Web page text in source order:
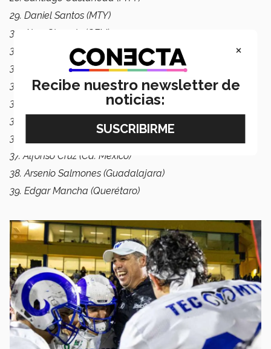
29. Daniel Santos (MTY)
30. Alan Claverie (CEM)
31. Jonathan Castaleda (CEM)
32. Artemio Baños (CEM)
33. Joseph Cortés (Puebla)
34. Carlos Gómez (Puebla)
35. Patricio Hernández (Puebla)
36. Denilson Rodríguez (Cd. México)
37. Alfonso Cruz (Cd. México)
38. Arsenio Salmones (Guadalajara)
39. Edgar Mancha (Querétaro)
×
Recibe nuestro newsletter de
noticias: